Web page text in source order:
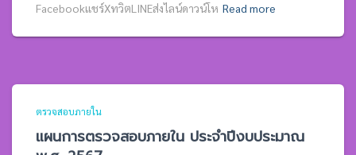
Facebookแชร์XทวิตLINEส่งไลน์ดาวน์โห Read more
ตรวจสอบภายใน
แผนการตรวจสอบภายใน ประจำปีงบประมาณ